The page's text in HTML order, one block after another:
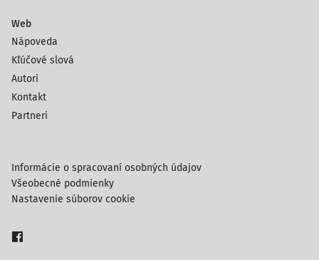
Web
Nápoveda
Kľúčové slová
Autori
Kontakt
Partneri
Informácie o spracovaní osobných údajov
Všeobecné podmienky
Nastavenie súborov cookie